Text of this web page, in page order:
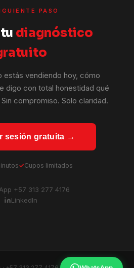
PASO
diagnóstico
estás vendiendo hoy, cómo
digo con total honestidad qué
compromiso. Solo claridad.
sesión gratuita →
Cupos limitados
+57 313 277 4176
LinkedIn